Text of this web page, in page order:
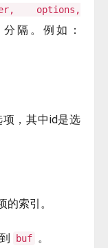
options,
隔。例如：
，其中id是选
索引。
buf 。